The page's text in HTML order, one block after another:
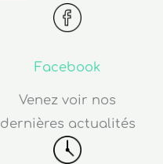
Facebook
Venez voir nos
dernières actualités